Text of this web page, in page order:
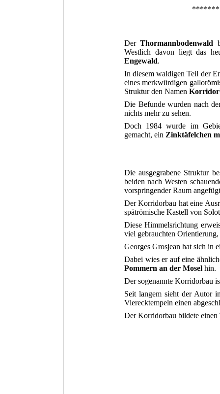
DerThormannbodenwald
Westlich davon liegtdas
Engewald.
In diesem waldigen Teil der
eines merkwürdigen
Struktur den Namen
Die Befunde wurden nach
nichts mehr zu sehen.
Doch 1984 wurde im
gemacht, ein Zinktäfelchen
Die ausgegrabene Struktur
beiden nach Westen
vorspringender Raum
Der Korridorbau hat eine
spätrömische Kastell von
Diese Himmelsrichtung
viel gebrauchten
Georges Grosjean hat sich in
Dabei wies er auf eine
Pommern an der Mosel hin.
Der sogenannte Korridorbau
Seit langem sieht der Autor
Vierecktempeln einen
Der Korridorbau bildete einen